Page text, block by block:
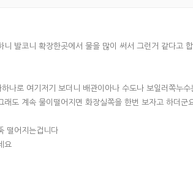
발코니 확장한곳에서 물을 많이 써서 그런거 같다고
나로 여기저기 보더니 배관이아나 수도나 보일러쪽누
도 계속 물이떨어지면 화장실쪽을 한번 보자고 하더군
떨어지는겁니다
요